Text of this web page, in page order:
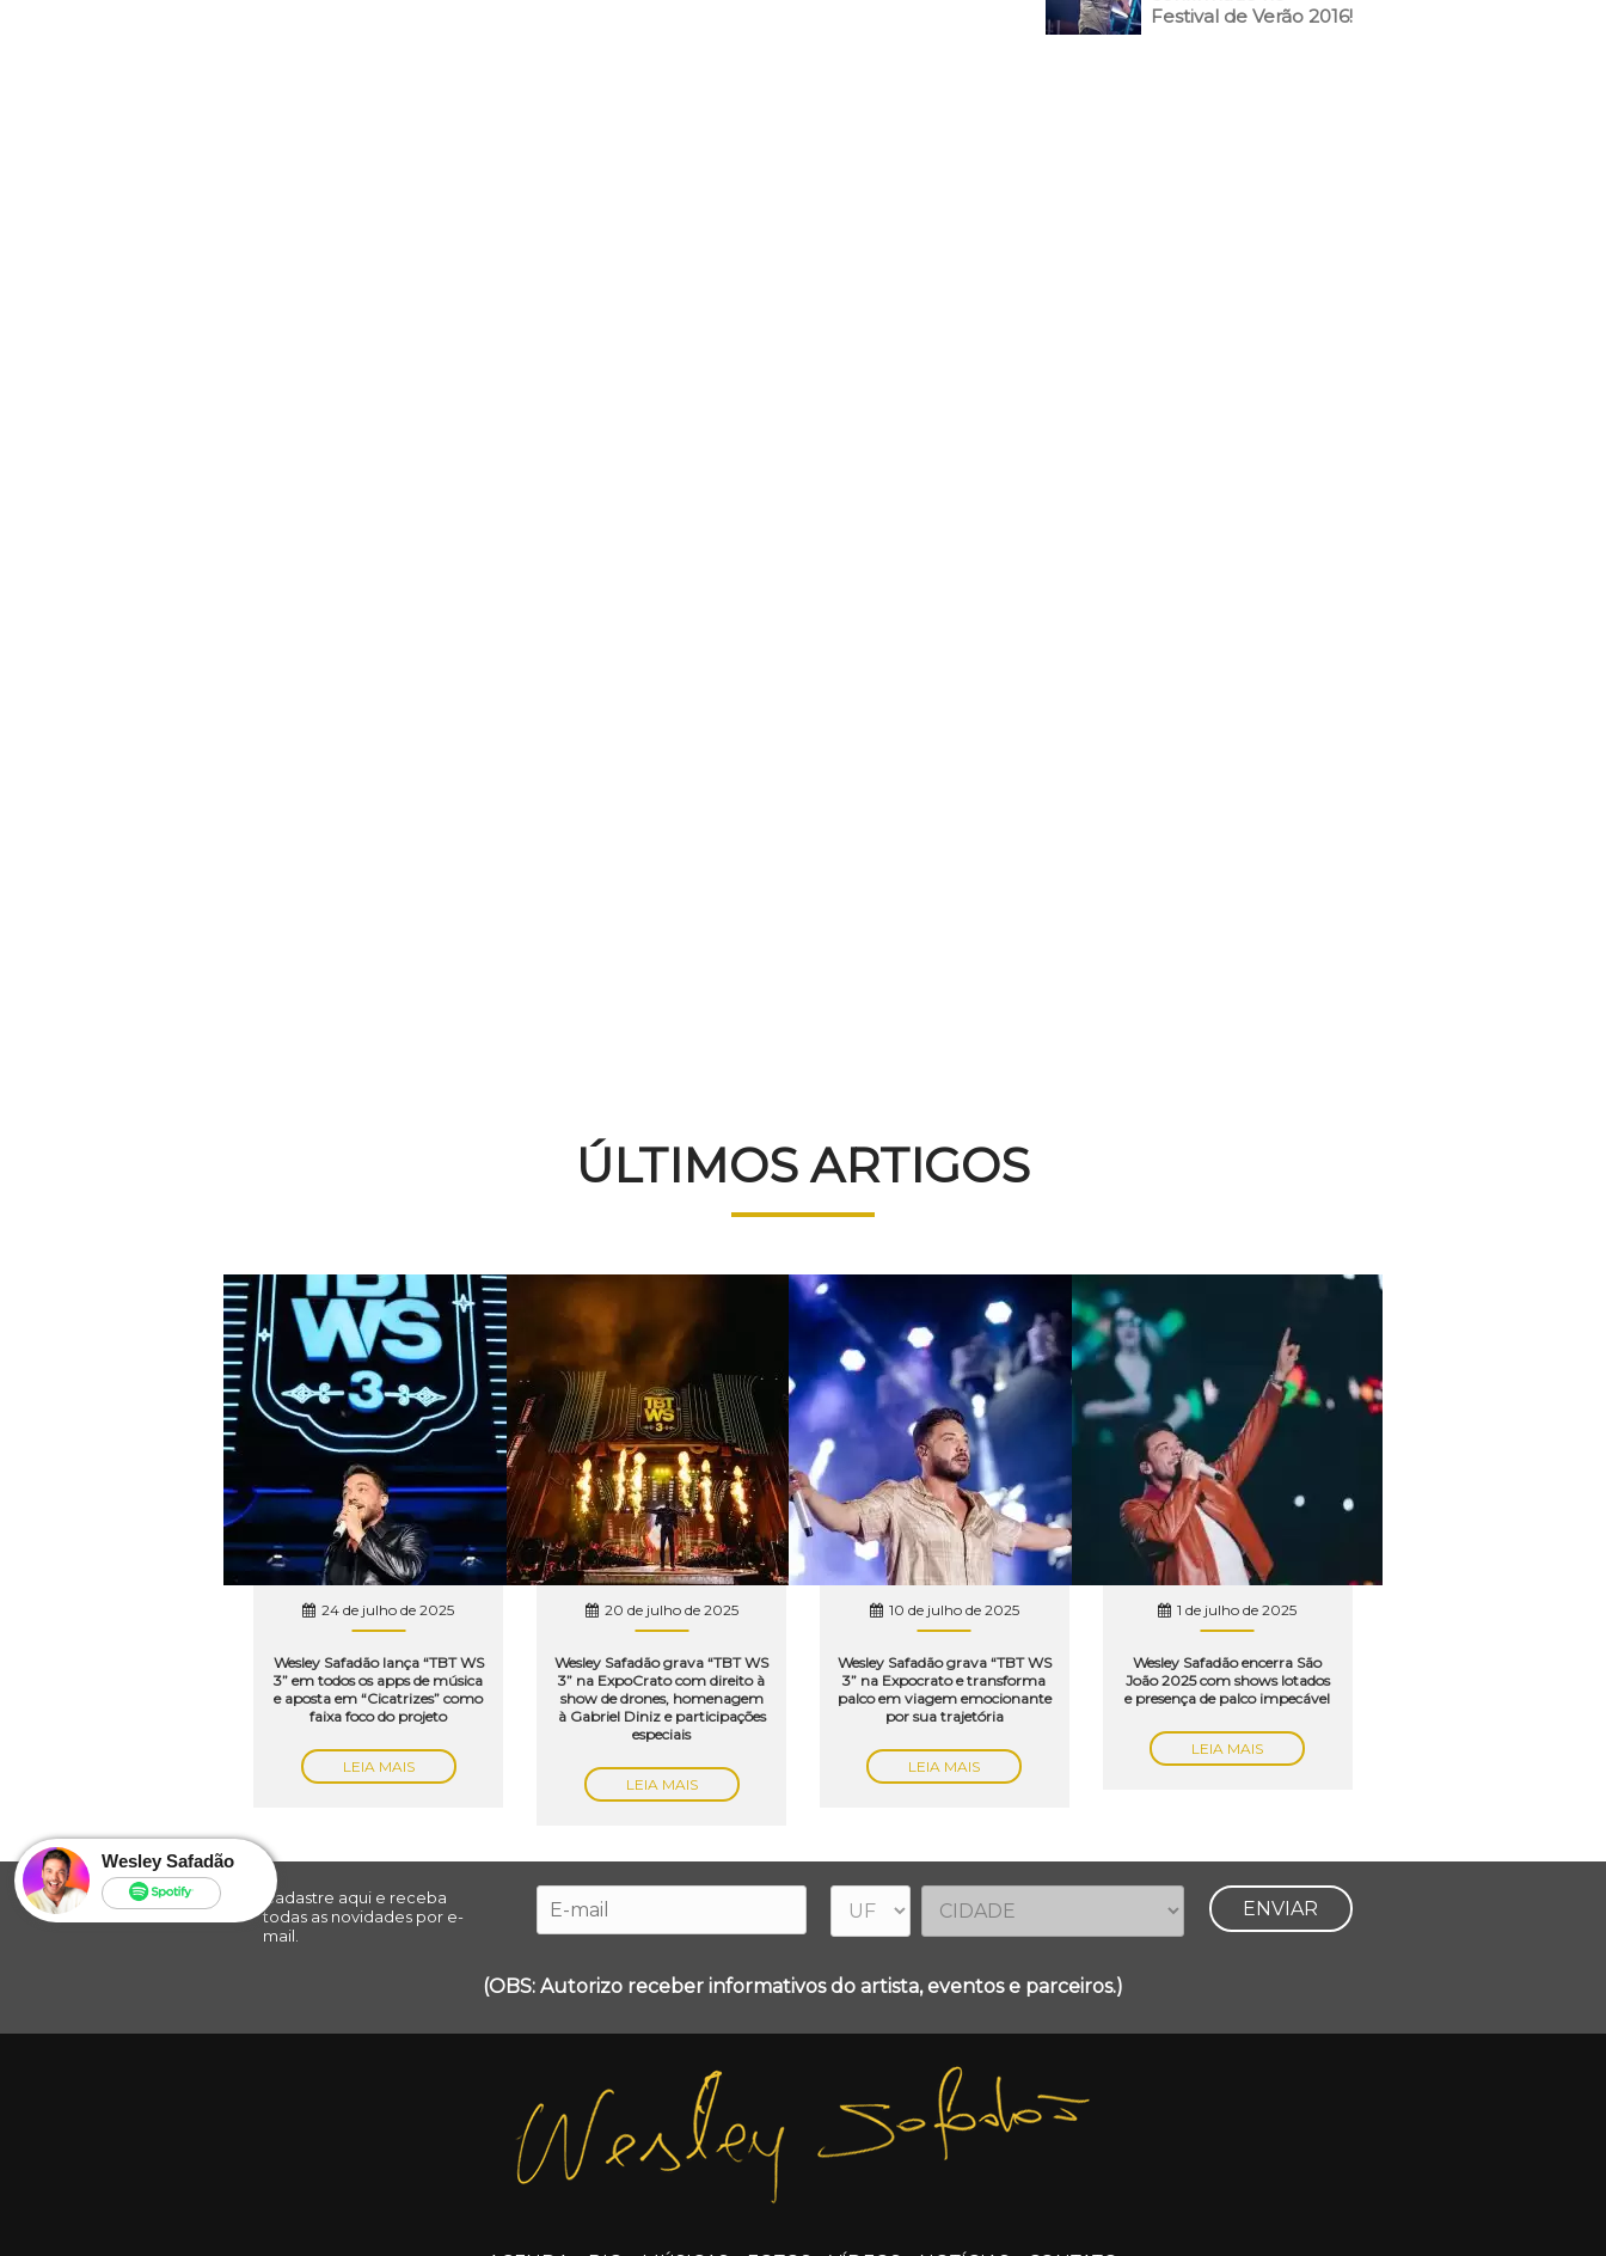
Festival de Verão 2016!
ÚLTIMOS ARTIGOS
24 de julho de 2025
Wesley Safadão lança “TBT WS
3” em todos os apps de música
e aposta em “Cicatrizes” como
faixa foco do projeto
LEIA MAIS
20 de julho de 2025
Wesley Safadão grava “TBT WS
3” na ExpoCrato com direito à
show de drones, homenagem
à Gabriel Diniz e participações
especiais
LEIA MAIS
10 de julho de 2025
Wesley Safadão grava “TBT WS
3” na Expocrato e transforma
palco em viagem emocionante
por sua trajetória
LEIA MAIS
1 de julho de 2025
Wesley Safadão encerra São
João 2025 com shows lotados
e presença de palco impecável
LEIA MAIS
Wesley Safadão
Cadastre aqui e receba
todas as novidades por e-
mail.
(OBS: Autorizo receber informativos do artista, eventos e parceiros.)